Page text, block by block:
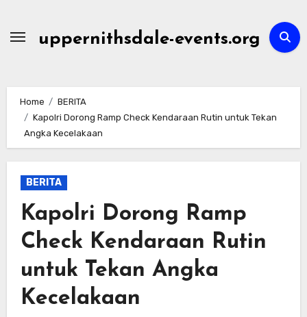
contentuppernithsdale-events.org
Home
BERITA
Kapolri Dorong Ramp Check Kendaraan Rutin untuk Tekan
Angka Kecelakaan
BERITA
Kapolri Dorong Ramp
Check Kendaraan Rutin
untuk Tekan Angka
Kecelakaan